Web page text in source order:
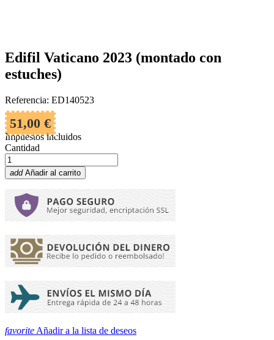
Edifil Vaticano 2023 (montado con
estuches)
Referencia: ED140523
51,00 €
Impuestos incluidos
Cantidad
add Añadir al carrito
favorite Añadir a la lista de deseos